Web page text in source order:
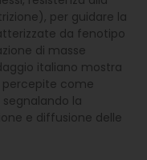
per guidare la
da fenotipo
di masse
italiano mostra
come
segnalando la
e diffusione delle